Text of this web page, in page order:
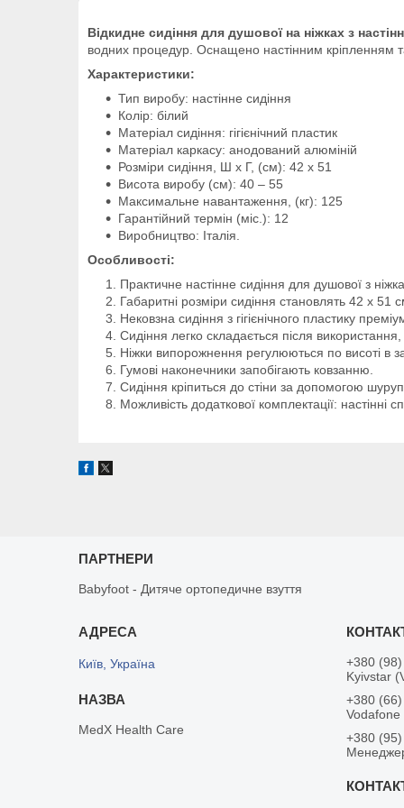
Відкидне сидіння для душової на ніжках з
водних процедур. Оснащено настінним кріпленням
Характеристики:
Тип виробу: настінне сидіння
Колір: білий
Матеріал сидіння: гігієнічний пластик
Матеріал каркасу: анодований алюміній
Розміри сидіння, Ш х Г, (см): 42 х 51
Висота виробу (см): 40 – 55
Максимальне навантаження, (кг): 125
Гарантійний термін (міс.): 12
Виробництво: Італія.
Особливості:
Практичне настінне сидіння для душової з
Габаритні розміри сидіння становлять 42 х 51
Нековзна сидіння з гігієнічного пластику
Сидіння легко складається після
Ніжки випорожнення регулюються по висоті в
Гумові наконечники запобігають ковзанню.
Сидіння кріпиться до стіни за допомогою
Можливість додаткової комплектації: настінні
ПАРТНЕРИ
Babyfoot - Дитяче ортопедичне взуття
Київ, Україна
MedX Health Care
+380
Kyivstar
+380
Vodafone
+380